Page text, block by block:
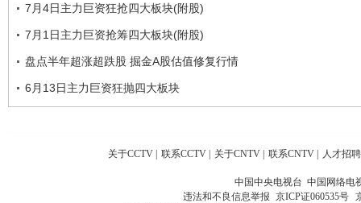
7月4日主力巨资狂抢四大板块(附股)
7月1日主力巨资抢筹四大板块(附股)
盘点半年超涨超跌股 掘金A股估值修复行情
6月13日主力巨资狂抛四大板块
关于CCTV | 联系CCTV | 关于CNTV | 联系CNTV | 人才招聘
中国中央电视台 中国网络电
违法和不良信息举报 京ICP证060535号